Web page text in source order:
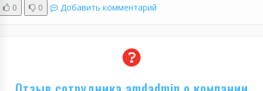
0 0 Добавить комментарий